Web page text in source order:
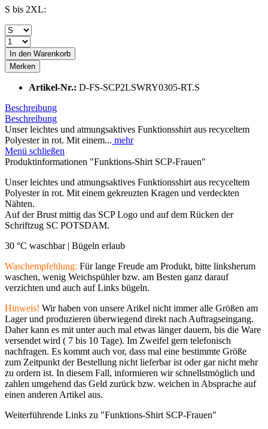
S bis 2XL:
In den Warenkorb
Merken
Artikel-Nr.: D-FS-SCP2LSWRY0305-RT.S
Beschreibung
Beschreibung
Unser leichtes und atmungsaktives Funktionsshirt aus recyceltem
Polyester in rot. Mit einem... mehr
Menü schließen
Produktinformationen "Funktions-Shirt SCP-Frauen"
Unser leichtes und atmungsaktives Funktionsshirt aus recyceltem
Polyester in rot. Mit einem gekreuzten Kragen und verdeckten
Nähten.
Auf der Brust mittig das SCP Logo und auf dem Rücken der
Schriftzug SC POTSDAM.
30 °C waschbar | Bügeln erlaub
Waschempfehlung: Für lange Freude am Produkt, bitte linksherum
waschen, wenig Weichspühler bzw. am Besten ganz darauf
verzichten und auch auf Links bügeln.
Hinweis! Wir haben von unsere Arikel nicht immer alle Größen am
Lager und produzieren überwiegend direkt nach Auftragseingang.
Daher kann es mit unter auch mal etwas länger dauern, bis die Ware
versendet wird ( 7 bis 10 Tage). Im Zweifel gern telefonisch
nachfragen. Es kommt auch vor, dass mal eine bestimmte Größe
zum Zeitpunkt der Bestellung nicht lieferbar ist oder gar nicht mehr
zu ordern ist. In diesem Fall, informieren wir schnellstmöglich und
zahlen umgehend das Geld zurück bzw. weichen in Absprache auf
einen anderen Artikel aus.
Weiterführende Links zu "Funktions-Shirt SCP-Frauen"